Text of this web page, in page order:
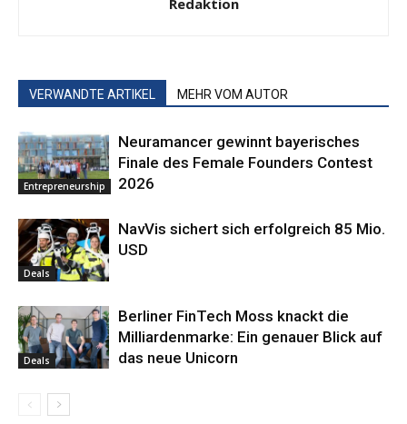
Redaktion
VERWANDTE ARTIKEL MEHR VOM AUTOR
Entrepreneurship
Neuramancer gewinnt bayerisches
Finale des Female Founders Contest
2026
Deals
NavVis sichert sich erfolgreich 85 Mio.
USD
Deals
Berliner FinTech Moss knackt die
Milliardenmarke: Ein genauer Blick auf
das neue Unicorn